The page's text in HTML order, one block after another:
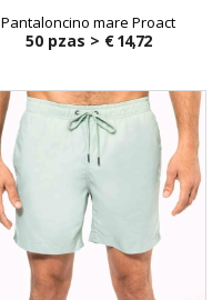
Pantaloncino mare Proact
50 pzas > € 14,72